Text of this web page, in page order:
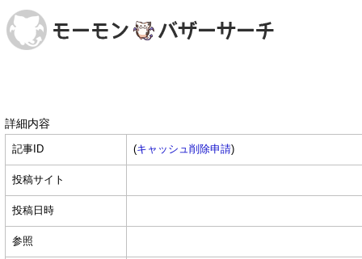
詳細内容
記事ID (キャッシュ削除申請)
投稿サイト
投稿日時
参照